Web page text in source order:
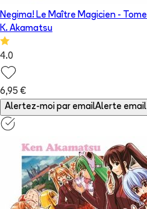
Negima! Le Maître Magicien - Tome
K. Akamatsu
4.0
6,95 €
Alertez-moi par emailAlerte email